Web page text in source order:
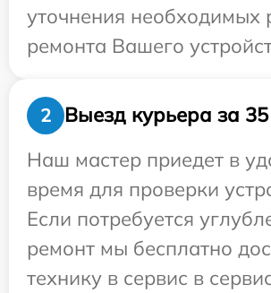
уточнения необходимых
ремонта Вашего
2
Выезд курьера за
Наш мастер приедет в
время для проверки
Если потребуется
ремонт мы бесплатно
технику в сервис в